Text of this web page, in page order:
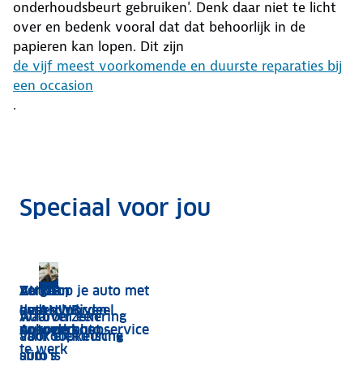
onderhoudsbeurt gebruiken'. Denk daar niet te licht
over en bedenk vooral dat dat behoorlijk in de
papieren kan lopen. Dit zijn
de vijf meest voorkomende en duurste reparaties bij
een occasion
.
Speciaal voor jou
Auto
overschrijven:
zo werkt het
Zo gaan
auto
opkopers
te werk
ANWB
Ledenvoordeel
voor de auto
Met ledenvoordeel
Waarom een
aankoopkeuring
slim is
Bereken je premie
Autoverzekering
voor elektrische
auto's
Verkoop je auto met
de ANWB
Autoverkoopservice